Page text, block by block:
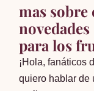
mas sobre
novedades
para los
¡Hola, fanáticos
quiero hablar de